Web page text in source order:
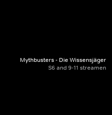
Mythbusters - Die Wissensjäger
S6 and 9-11 streamen